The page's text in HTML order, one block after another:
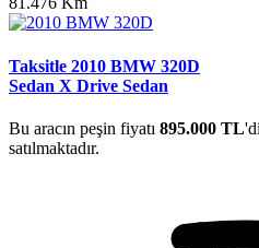
Taksitle 2010 BMW 320D
Sedan X Drive Sedan
Bu aracın peşin fiyatı 895.000 TL
satılmaktadır.